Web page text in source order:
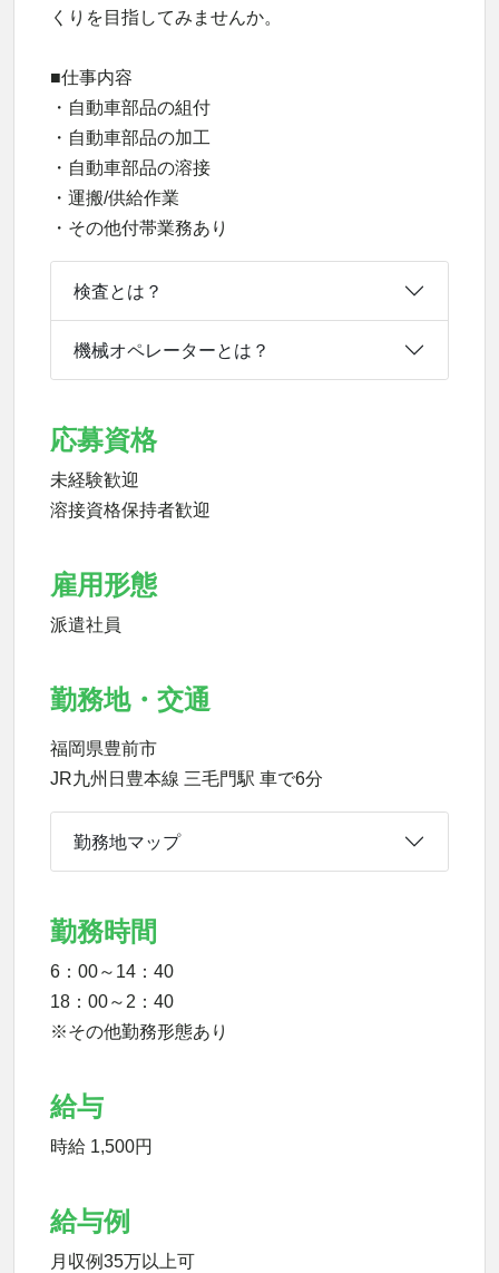
くりを目指してみませんか。
■仕事内容
・自動車部品の組付
・自動車部品の加工
・自動車部品の溶接
・運搬/供給作業
・その他付帯業務あり
検査とは？
機械オペレーターとは？
応募資格
未経験歓迎
溶接資格保持者歓迎
雇用形態
派遣社員
勤務地・交通
福岡県豊前市
JR九州日豊本線 三毛門駅 車で6分
勤務地マップ
勤務時間
6：00～14：40
18：00～2：40
※その他勤務形態あり
給与
時給 1,500円
給与例
月収例35万以上可